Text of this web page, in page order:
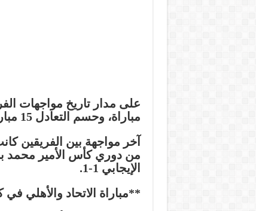
مباراة، وحسم التعادل 15 مباراة.
من دوري كأس الأمير محمد
الإيجابي 1-1.
**مباراة الاتحاد والأهلي في